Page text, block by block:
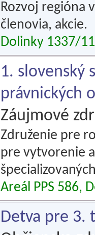
Rozvoj regióna
členovia, akcie.
Dolinky 1337/
1. slovenský
právnických
Záujmové
Združenie pre
pre vytvorenie
Areál PPS 586,
Detva pre 3.